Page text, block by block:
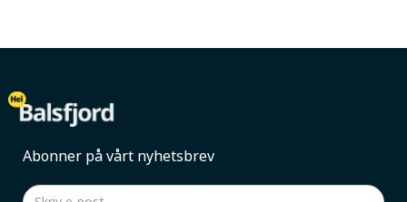
Abonner på vårt nyhetsbrev